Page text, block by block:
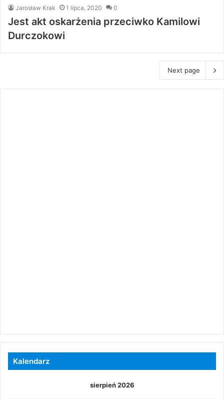
Jarosław Krak 1 lipca, 2020 0
Jest akt oskarżenia przeciwko Kamilowi
Durczokowi
Next page
Kalendarz
sierpień 2026